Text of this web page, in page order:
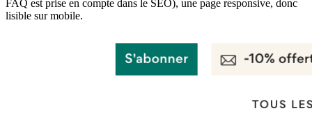
FAQ est prise en compte dans le SEO), une page responsive, donc
lisible sur mobile.